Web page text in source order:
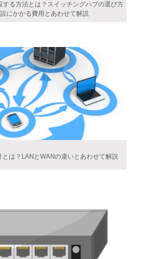
する方法とは？スイッチングハブの選び方
にかかる費用とあわせて解説
とは？LANとWANの違いとあわせて解説